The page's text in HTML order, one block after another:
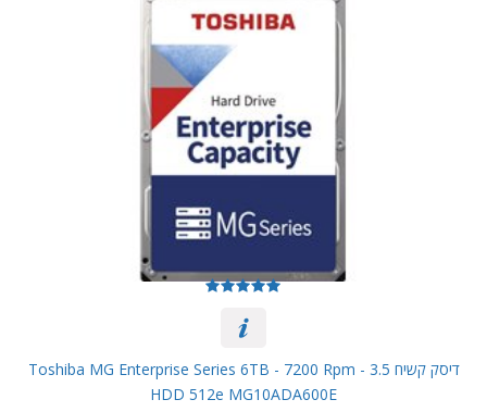
דיסק קשיח Toshiba MG Enterprise Series 6TB - 7200 Rpm - 3.5
HDD 512e MG10ADA600E